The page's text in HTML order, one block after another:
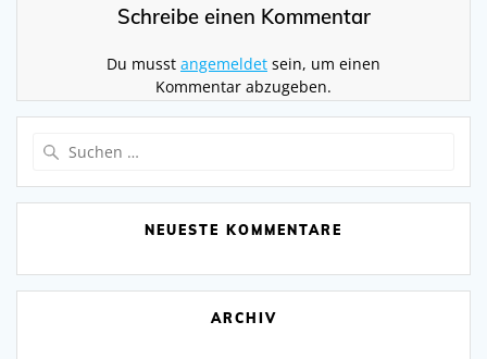
Schreibe einen Kommentar
Du musst angemeldet sein, um einen
Kommentar abzugeben.
NEUESTE KOMMENTARE
ARCHIV